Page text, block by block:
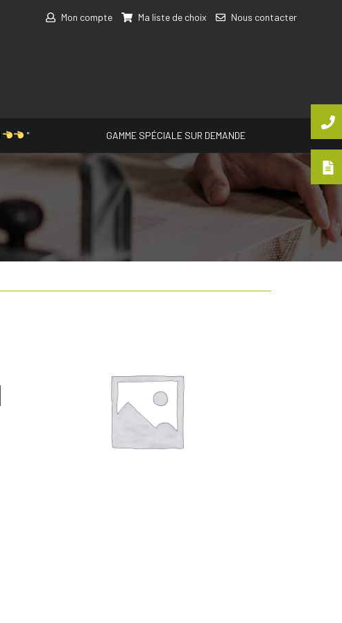
Mon compte Ma liste de choix Nous contacter
" GAMME SPÉCIALE SUR DEMANDE